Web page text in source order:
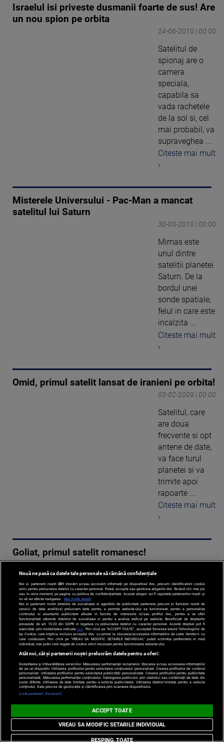
Israelul isi priveste dusmanii foarte de sus! Are
un nou spion pe orbita
24-06-2010 | 00:00
Satelitul de
spionaj are o
camera
speciala,
capabila sa
vada rachetele
de la sol si, cel
mai probabil, va
supraveghea ...
Citeste mai mult
›
Misterele Universului - Pac-Man a mancat
satelitul lui Saturn
30-03-2010 | 00:00
Mimas este
unul dintre
satelitii planetei
Saturn. De la
bordul unei
sonde spatiale,
felul in care este
incalzita ...
Citeste mai mult
›
Omid, primul satelit lansat de iranieni pe orbita!
03-02-2009 | 00:00
Satelitul, care
are doua
frecvente si opt
antene de date,
va face turul
planetei si va
trimite apoi
rapoarte ...
Citeste mai mult
›
Goliat, primul satelit romanesc!
Primul satelit
construit in
Romania va
ajuta la
realizarea celei
mai valoroase
baze de date cu
informatii
despre ...
Citeste mai mult
Ca sa nu fim chiar picati din Spatiu!
Nouă ne pasă ca datele tale personale să rămână confidențiale
Noi și partenerii noștri 201 stocăm și/sau accesăm informații pe dispozitivul dvs., precum identificatorii cookie
unici pentru prelucrarea datelor cu caracter personal. Puteți accepta sau gestiona alegerile dvs. făcând clic mai jos
sau în orice moment, pe pagina cu politica de confidențialitate. Aceste alegeri vor fi raportate partenerilor noștri și
nu vă vor afecta navigarea.
Mai multe detalii
Noi si partenerii nostri (retelele de socializare si agentiile de publicitate partenere, precum si furnizorii nostri de
servicii de date analitice) prelucram date pentru a permite website-ului sa functioneze, pentru a personaliza
continutul si anunturile publicitare afisate in functie de interesele si/sau profilul dvs., pentru a va oferi
functionalitati aferente retelelor de socializare si pentru a analiza traficul pe website. Beneficiati de drepturile
prevazute de art. 15-22 din GDPR in legatura cu prelucrarea datelor cu caracter personal. Aceste drepturi pot fi
exercitate prin modalitatea indicataaici . Prin click pe “ACCEPT TOATE”, acceptati folosirea tuturor Tehnologiilor de
tip Cookie, care implica inclusiv acceptul dvs. cu privire la stocarea/accesarea informatiilor de catre Vendor-ii cu
care colaboram. Prin click pe “VREAU SA MODIFIC SETARILE INDIVIDUAL” puteti schimba preferintele in mod
individual, mai putin cele legate de cookie strict necesare pentru functionarea website-ului.
Atât noi, cât și partenerii noștri prelucrăm datele pentru a oferi:
Dezvoltarea și îmbunătățirea serviciilor. Măsurarea performanței reclamelor. Stocarea și/sau accesarea informațiilor
de pe un dispozitiv. Utilizarea profilurilor pentru selectarea conținutului personalizat. Crearea profilurilor de conținut
personalizat. Utilizarea profilurilor pentru selectarea publicității personalizate. Crearea profilurilor pentru publicitate
personalizată. Măsurarea performanței conținutului. Înțelegerea publicului prin statistici sau combinații de date din
surse diferite. Utilizarea de date limitate pentru a selecta publicitatea. Utilizarea datelor limitate pentru a selecta
conținutul. Date precise de geolocație și identificarea prin scanarea dispozitivului.
Listă parteneri (furnizori)
ACCEPT TOATE
RESPING TOATE
VREAU SA MODIFIC SETARILE INDIVIDUAL